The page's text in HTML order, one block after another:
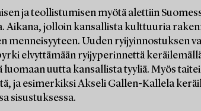
ja teollistumisen myötä alettiin
Aikana, jolloin kansallista kulttuuria
menneisyyteen. Uuden ryijyinnostuksen
elvyttämään ryijyperinnettä
luomaan uutta kansallista tyyliä. Myös
ja esimerkiksi Akseli Gallen-Kallela
sisustuksessa.